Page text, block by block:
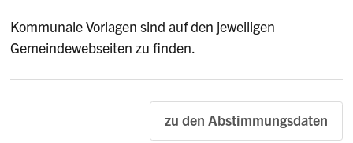
Kommunale Vorlagen sind auf den jeweiligen
Gemeindewebseiten zu finden.
zu den Abstimmungsdaten